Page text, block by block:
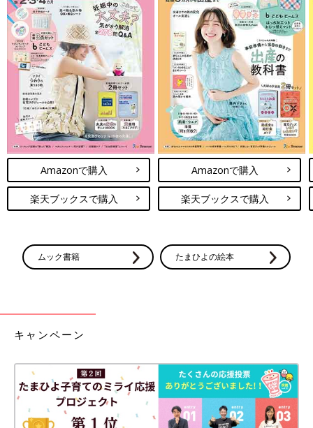
Amazonで購入
楽天ブックスで購入
Amazonで購入
楽天ブックスで購入
ムック書籍 たまひよの絵本
キャンペーン